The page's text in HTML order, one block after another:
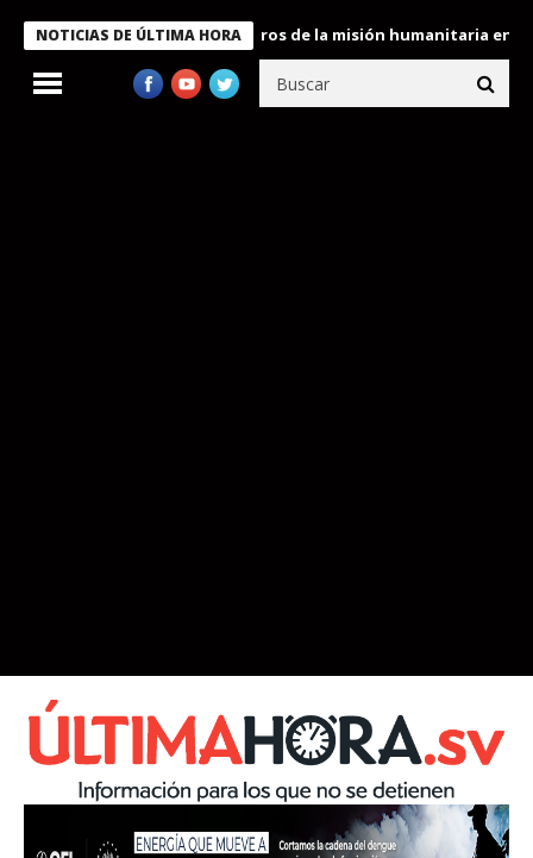
NOTICIAS DE ÚLTIMA HORA
condecora a miembros de la misión humanitaria enviada a